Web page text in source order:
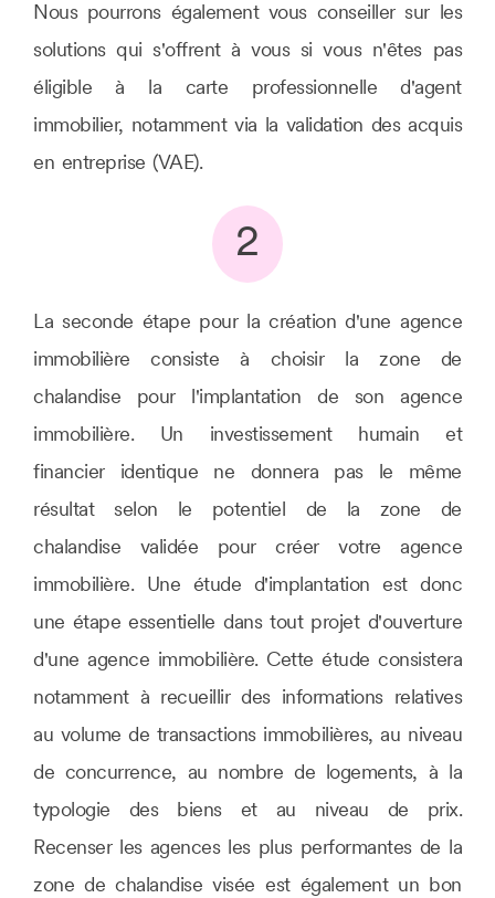
Nous pourrons également vous conseiller sur les
solutions qui s'offrent à vous si vous n'êtes pas
éligible à la carte professionnelle d'agent
immobilier, notamment via la validation des acquis
en entreprise (VAE).
2
La seconde étape pour la création d'une agence
immobilière consiste à choisir la zone de
chalandise pour l'implantation de son agence
immobilière. Un investissement humain et
financier identique ne donnera pas le même
résultat selon le potentiel de la zone de
chalandise validée pour créer votre agence
immobilière. Une étude d'implantation est donc
une étape essentielle dans tout projet d'ouverture
d'une agence immobilière. Cette étude consistera
notamment à recueillir des informations relatives
au volume de transactions immobilières, au niveau
de concurrence, au nombre de logements, à la
typologie des biens et au niveau de prix.
Recenser les agences les plus performantes de la
zone de chalandise visée est également un bon